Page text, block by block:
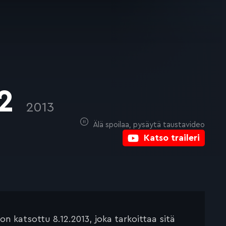
Katso traileri
Älä spoilaa, pysäytä taustavideo
2013
katsottu 8.12.2013, joka tarkoittaa sitä